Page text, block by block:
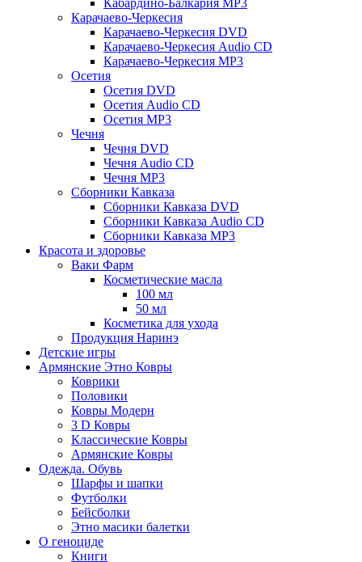
Кабардино-Балкария MP3
Карачаево-Черкесия
Карачаево-Черкесия DVD
Карачаево-Черкесия Audio CD
Карачаево-Черкесия MP3
Осетия
Осетия DVD
Осетия Audio CD
Осетия MP3
Чечня
Чечня DVD
Чечня Audio CD
Чечня MP3
Сборники Кавказа
Сборники Кавказа DVD
Сборники Кавказа Audio CD
Сборники Кавказа MP3
Красота и здоровье
Ваки Фарм
Косметические масла
100 мл
50 мл
Косметика для ухода
Продукция Наринэ
Детские игры
Армянские Этно Ковры
Коврики
Половики
Ковры Модерн
3 D Ковры
Классические Ковры
Армянские Ковры
Одежда. Обувь
Шарфы и шапки
Футболки
Бейсболки
Этно масики балетки
О геноциде
Книги